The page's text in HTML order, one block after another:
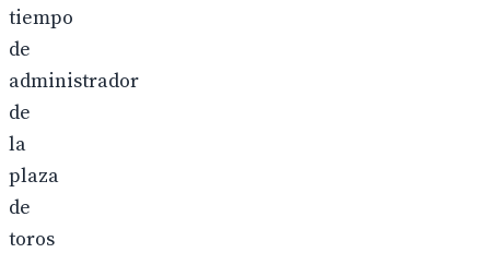
tiempo
de
administrador
de
la
plaza
de
toros